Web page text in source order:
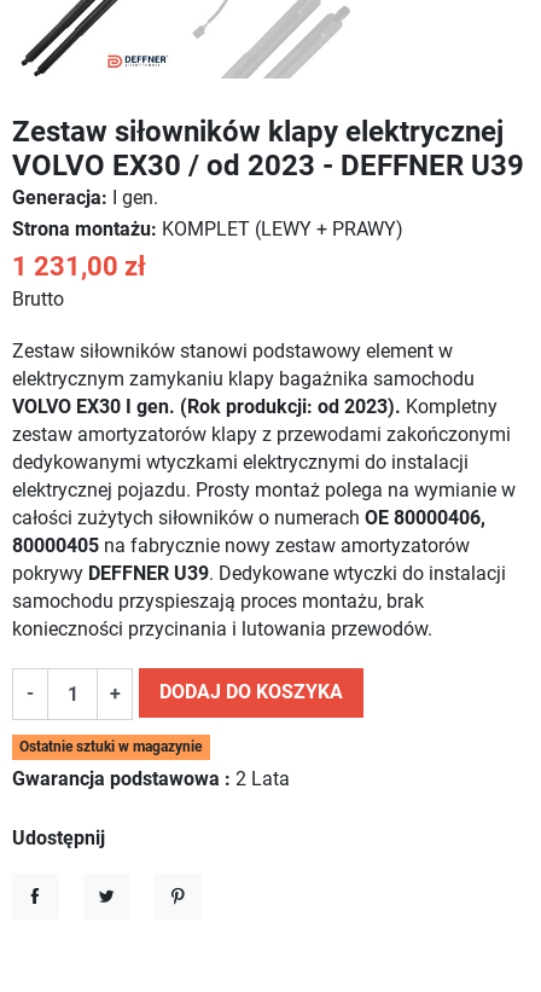
Zestaw siłowników klapy elektrycznej
VOLVO EX30 / od 2023 - DEFFNER U39
Generacja: I gen.
Strona montażu: KOMPLET (LEWY + PRAWY)
1 231,00 zł
Brutto
Zestaw siłowników stanowi podstawowy element w
elektrycznym zamykaniu klapy bagażnika samochodu
VOLVO EX30 I gen. (Rok produkcji: od 2023). Kompletny
zestaw amortyzatorów klapy z przewodami zakończonymi
dedykowanymi wtyczkami elektrycznymi do instalacji
elektrycznej pojazdu. Prosty montaż polega na wymianie w
całości zużytych siłowników o numerach OE 80000406,
80000405 na fabrycznie nowy zestaw amortyzatorów
pokrywy DEFFNER U39. Dedykowane wtyczki do instalacji
samochodu przyspieszają proces montażu, brak
konieczności przycinania i lutowania przewodów.
- + DODAJ DO KOSZYKA
Ostatnie sztuki w magazynie
Gwarancja podstawowa : 2 Lata
Udostępnij